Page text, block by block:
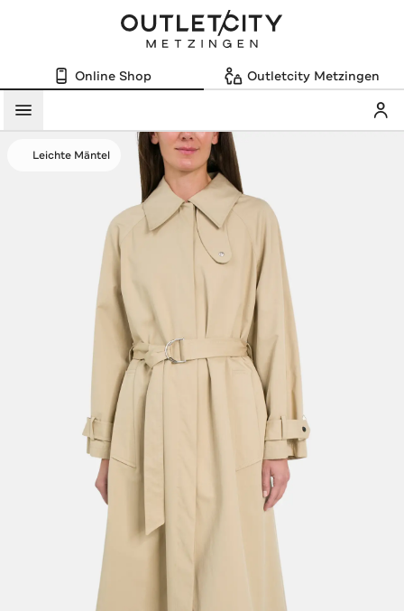
Online Shop Outletcity Metzingen
Menü
Leichte Mäntel